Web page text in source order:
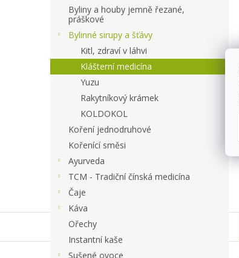
Byliny a houby jemně řezané,
práškové
Bylinné sirupy a šťávy
Kitl, zdraví v láhvi
Klášterní medicína
Yuzu
Rakytníkový krámek
KOLDOKOL
Koření jednodruhové
Kořenící směsi
Ayurveda
TCM - Tradiční čínská medicína
Čaje
Káva
Ořechy
Instantní kaše
Sušené ovoce